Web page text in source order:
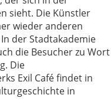
sieht. Die Künstler
wieder anderen
der Stadtakademie
die Besucher zu Wort
Die
Exil Café findet in
in